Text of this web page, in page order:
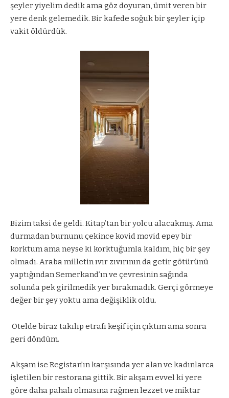
şeyler yiyelim dedik ama göz doyuran, ümit veren bir
yere denk gelemedik. Bir kafede soğuk bir şeyler içip
vakit öldürdük.
Bizim taksi de geldi. Kitap’tan bir yolcu alacakmış. Ama
durmadan burnunu çekince kovid movid epey bir
korktum ama neyse ki korktuğumla kaldım, hiç bir şey
olmadı. Araba milletin ıvır zıvırının da getir götürünü
yaptığından Semerkand’ın ve çevresinin sağında
solunda pek girilmedik yer bırakmadık. Gerçi görmeye
değer bir şey yoktu ama değişiklik oldu.
Otelde biraz takılıp etrafı keşif için çıktım ama sonra
geri döndüm.
Akşam ise Registan’ın karşısında yer alan ve kadınlarca
işletilen bir restorana gittik. Bir akşam evvel ki yere
göre daha pahalı olmasına rağmen lezzet ve miktar